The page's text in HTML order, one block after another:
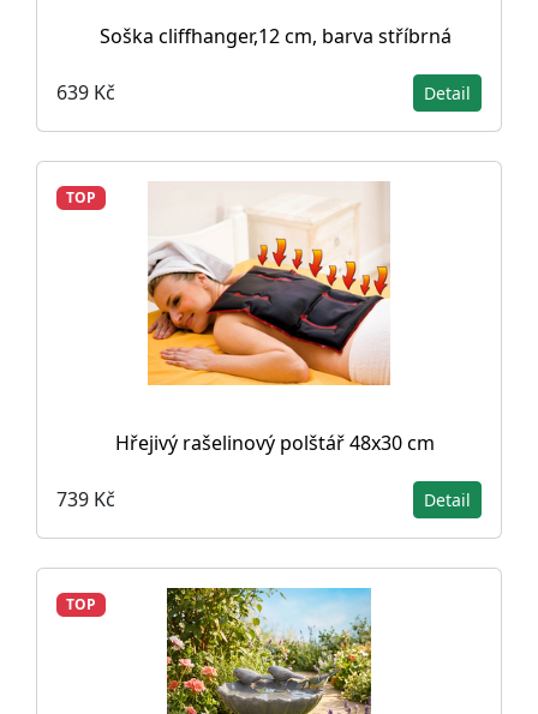
Soška cliffhanger,12 cm, barva stříbrná
639 Kč Detail
TOP
Hřejivý rašelinový polštář 48x30 cm
739 Kč Detail
TOP